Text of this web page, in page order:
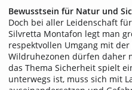
Bewusstsein für Natur und
Doch bei aller Leidenschaft
Silvretta Montafon legt man
respektvollen Umgang mit
Wildruhezonen dürfen daher
das Thema Sicherheit spielt
unterwegs ist, muss sich mit